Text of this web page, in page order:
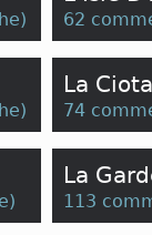
) 62
)
La
74
)
La
113